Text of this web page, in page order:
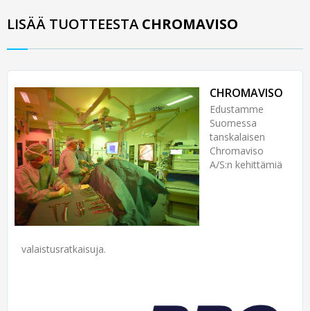
LISÄÄ TUOTTEESTA CHROMAVISO
CHROMAVISO
Edustamme
Suomessa
tanskalaisen
Chromaviso
A/S:n kehittämiä
valaistusratkaisuja.